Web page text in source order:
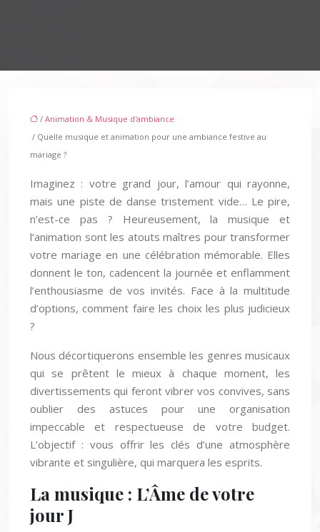
/ Animation & Musique d'ambiance
/ Quelle musique et animation pour une ambiance festive au
mariage ?
Imaginez : votre grand jour, l’amour qui rayonne,
mais une piste de danse tristement vide… Le pire,
n’est-ce pas ? Heureusement, la musique et
l’animation sont les atouts maîtres pour transformer
votre mariage en une célébration mémorable. Elles
donnent le ton, cadencent la journée et enflamment
l’enthousiasme de vos invités. Face à la multitude
d’options, comment faire les choix les plus judicieux
?
Nous décortiquerons ensemble les genres musicaux
qui se prêtent le mieux à chaque moment, les
divertissements qui feront vibrer vos convives, sans
oublier des astuces pour une organisation
impeccable et respectueuse de votre budget.
L’objectif : vous offrir les clés d’une atmosphère
vibrante et singulière, qui marquera les esprits.
La musique : L’Âme de votre
jour J